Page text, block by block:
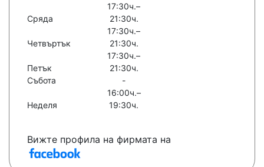
Сряда
17:30ч.–
21:30ч.
Четвъртък
17:30ч.–
21:30ч.
Петък
17:30ч.–
21:30ч.
Събота
-
Неделя
16:00ч.–
19:30ч.
Вижте профила на фирмата на